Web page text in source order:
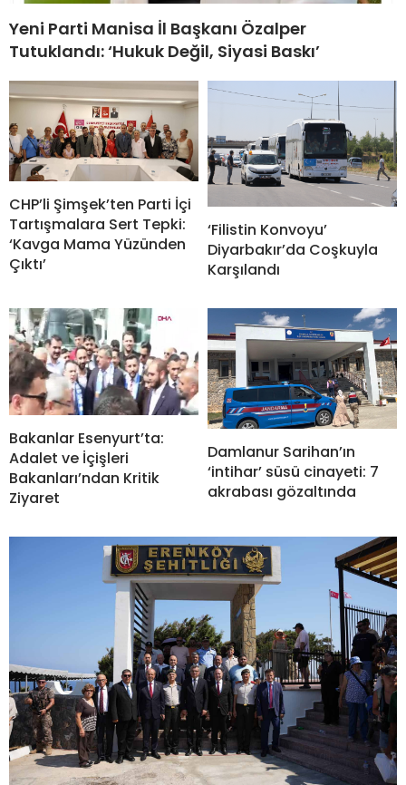
Yeni Parti Manisa İl Başkanı Özalper
Tutuklandı: ‘Hukuk Değil, Siyasi Baskı’
CHP’li Şimşek’ten Parti İçi
Tartışmalara Sert Tepki:
‘Kavga Mama Yüzünden
Çıktı’
‘Filistin Konvoyu’
Diyarbakır’da Coşkuyla
Karşılandı
Bakanlar Esenyurt’ta:
Adalet ve İçişleri
Bakanları’ndan Kritik
Ziyaret
Damlanur Sarihan’ın
‘intihar’ süsü cinayeti: 7
akrabası gözaltında